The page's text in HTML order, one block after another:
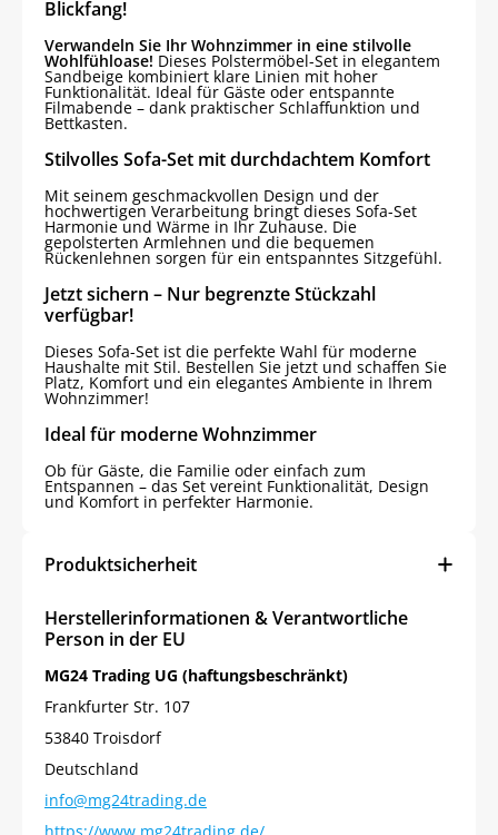
Blickfang!
Verwandeln Sie Ihr Wohnzimmer in eine stilvolle
Wohlfühloase! Dieses Polstermöbel-Set in elegantem
Sandbeige kombiniert klare Linien mit hoher
Funktionalität. Ideal für Gäste oder entspannte
Filmabende – dank praktischer Schlaffunktion und
Bettkasten.
Stilvolles Sofa-Set mit durchdachtem Komfort
Mit seinem geschmackvollen Design und der
hochwertigen Verarbeitung bringt dieses Sofa-Set
Harmonie und Wärme in Ihr Zuhause. Die
gepolsterten Armlehnen und die bequemen
Rückenlehnen sorgen für ein entspanntes Sitzgefühl.
Jetzt sichern – Nur begrenzte Stückzahl
verfügbar!
Dieses Sofa-Set ist die perfekte Wahl für moderne
Haushalte mit Stil. Bestellen Sie jetzt und schaffen Sie
Platz, Komfort und ein elegantes Ambiente in Ihrem
Wohnzimmer!
Ideal für moderne Wohnzimmer
Ob für Gäste, die Familie oder einfach zum
Entspannen – das Set vereint Funktionalität, Design
und Komfort in perfekter Harmonie.
Produktsicherheit
Herstellerinformationen & Verantwortliche
Person in der EU
MG24 Trading UG (haftungsbeschränkt)
Frankfurter Str. 107
53840 Troisdorf
Deutschland
info@mg24trading.de